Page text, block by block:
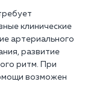
клинические
артериального
развитие
ритм. При
возможен